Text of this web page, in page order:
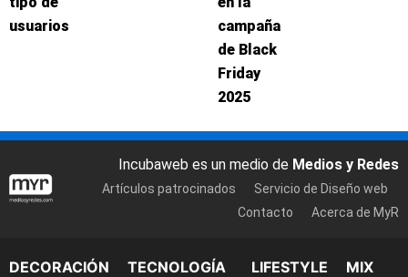
usuarios
campaña
de Black
Friday
2025
Incubaweb es un medio de Medios y Redes
Artículos patrocinados
Servicio de Diseño web
Contacto
Acerca de MyR
DECORACIÓN TECNOLOGÍA LIFESTYLE MIX